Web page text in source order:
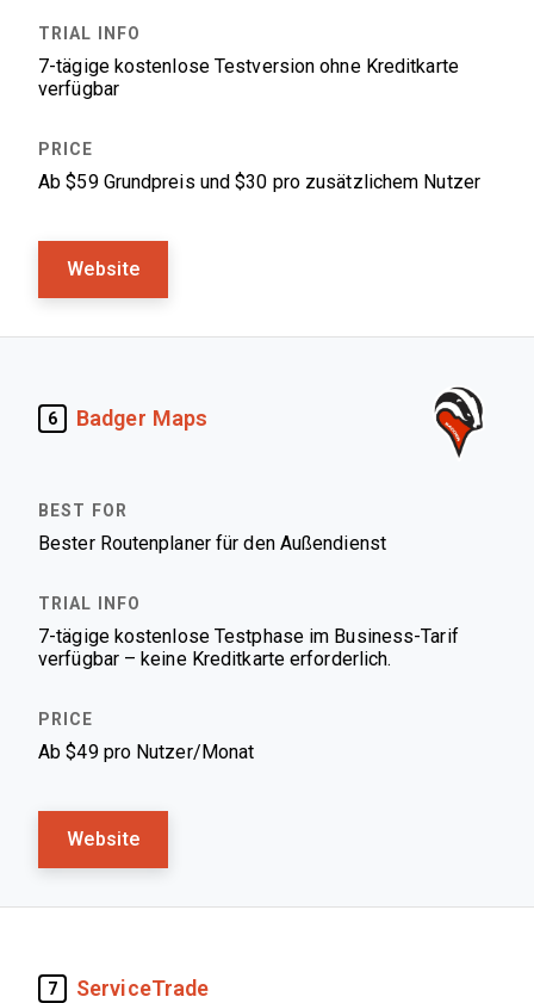
7-tägige kostenlose Testversion ohne Kreditkarte
verfügbar
Ab $59 Grundpreis und $30 pro zusätzlichem Nutzer
Website
6 Badger Maps
Bester Routenplaner für den Außendienst
7-tägige kostenlose Testphase im Business-Tarif
verfügbar – keine Kreditkarte erforderlich.
Ab $49 pro Nutzer/Monat
Website
7 ServiceTrade